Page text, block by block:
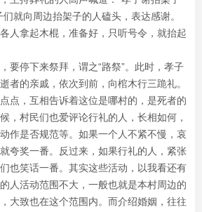
就向周边抬架子的人磕头，表达感谢。
人拿起木棍，准备好，只听号令，就抬起
要停下来祭拜，谓之“路祭”。此时，孝子
者的亲戚，依次到前，向棺木行三跪礼。
点，互相告诉着这位是哪村的，是死者的
，村民们也爱评论行礼的人，长相如何，
作是否规范等。如果一个人不紧不慢，哀
夸奖一番。反过来，如果行礼的人，紧张
也笑话一番。其实这些活动，以我看还有
人活动范围不大，一般也就是本村周边的
大致也在这个范围内。而介绍婚姻，往往